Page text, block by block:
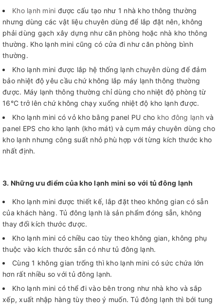
Kho lạnh mini được cấu tạo như 1 nhà kho thông thường
nhưng dùng các vật liệu chuyên dùng để lắp đặt nên, không
phải dùng gạch xây dựng như căn phòng hoặc nhà kho thông
thường. Kho lạnh mini cũng có cửa đi như căn phòng bình
thường.
Kho lạnh mini được lắp hệ thống lạnh chuyên dùng để đảm
bảo nhiệt độ yêu cầu chứ không lắp máy lạnh thông thường
được. Máy lạnh thông thường chỉ dùng cho nhiệt độ phòng từ
16°C trở lên chứ không chạy xuống nhiệt độ kho lạnh được.
Kho lạnh mini có vỏ kho bằng panel PU cho kho đông lạnhvà
panel EPS cho kho lạnh (kho mát) và cụm máy chuyên dùng cho
kho lạnh nhưng công suất nhỏ phù hợp với từng kích thước kho
nhất định.
3. Những ưu điểm của kho lạnh mini so với tủ đông lạnh
Kho lạnh mini được thiết kế, lắp đặt theo không gian có sẵn
của khách hàng. Tủ đông lạnh là sản phẩm đóng sẵn, không
thay đổi kích thước được.
Kho lạnh mini có chiều cao tùy theo không gian, không phụ
thuộc vào kích thước sẵn có như tủ đông lạnh.
Cùng 1 không gian trống thì kho lạnh mini có sức chứa lớn
hơn rất nhiều so với tủ đông lạnh.
Kho lạnh mini có thể đi vào bên trong như nhà kho và sắp
xếp, xuất nhập hàng tùy theo ý muốn. Tủ đông lạnh thì bới tung